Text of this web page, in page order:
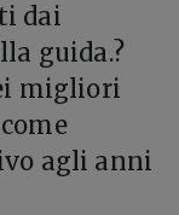
dai
guida.?
migliori
agli anni